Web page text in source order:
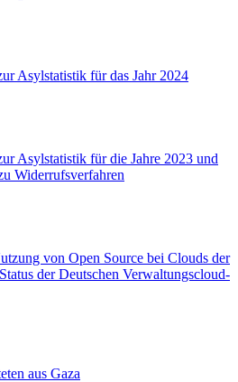
Asylstatistik für das Jahr 2024
Asylstatistik für die Jahre 2023 und
Widerrufsverfahren
von Open Source bei Clouds der
der Deutschen Verwaltungscloud-
aus Gaza